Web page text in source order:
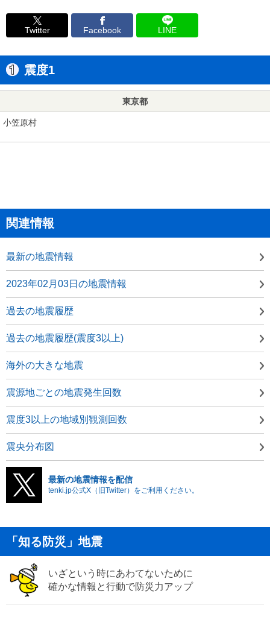
Twitter Facebook LINE
震度1
東京都
小笠原村
関連情報
最新の地震情報
2023年02月03日の地震情報
過去の地震履歴
過去の地震履歴(震度3以上)
海外の大きな地震
震源地ごとの地震発生回数
震度3以上の地域別観測回数
震央分布図
最新の地震情報を配信
tenki.jp公式X（旧Twitter）をご利用ください。
「知る防災」地震
いざという時にあわてないために
確かな情報と行動で防災力アップ